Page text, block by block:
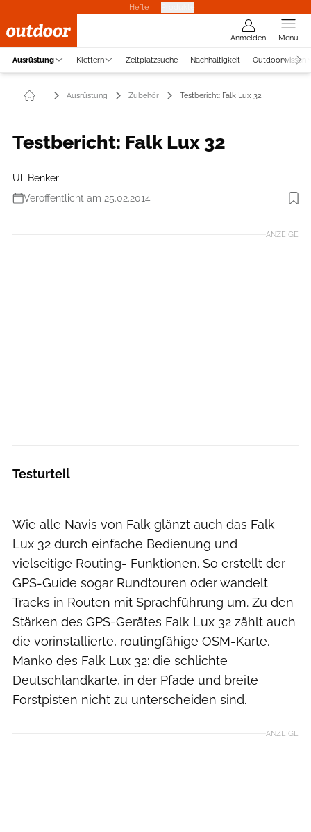
Hefte
Anmelden Menü
Ausrüstung Klettern Zeltplatzsuche Nachhaltigkeit Outdoorwissen
Ausrüstung Zubehör Testbericht: Falk Lux 32
Testbericht: Falk Lux 32
Uli Benker
Veröffentlicht am 25.02.2014
Foto: Falk
ANZEIGE
Testurteil
Wie alle Navis von Falk glänzt auch das Falk
Lux 32 durch einfache Bedienung und
vielseitige Routing- Funktionen. So erstellt der
GPS-Guide sogar Rundtouren oder wandelt
Tracks in Routen mit Sprachführung um. Zu den
Stärken des GPS-Gerätes Falk Lux 32 zählt auch
die vorinstallierte, routingfähige OSM-Karte.
Manko des Falk Lux 32: die schlichte
Deutschlandkarte, in der Pfade und breite
Forstpisten nicht zu unterscheiden sind.
ANZEIGE